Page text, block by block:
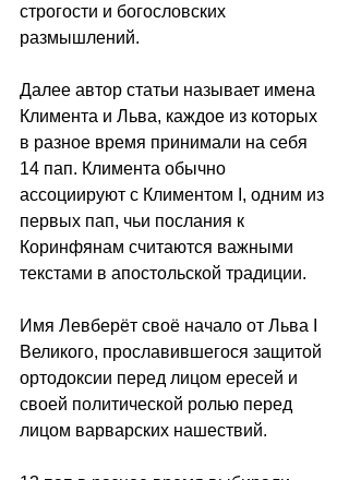
строгости и богословских
размышлений.
Далее автор статьи называет имена
Климента и Льва, каждое из которых
в разное время принимали на себя
14 пап. Климента обычно
ассоциируют с Климентом I, одним из
первых пап, чьи послания к
Коринфянам считаются важными
текстами в апостольской традиции.
Имя Левберёт своё начало от Льва I
Великого, прославившегося защитой
ортодоксии перед лицом ересей и
своей политической ролью перед
лицом варварских нашествий.